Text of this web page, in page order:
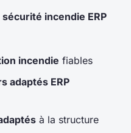
sécurité incendie ERP
incendie fiables
adaptés ERP
à la structure